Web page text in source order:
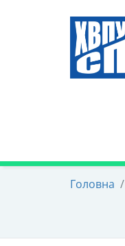
Головна /